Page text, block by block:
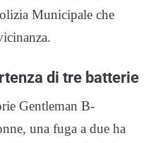
Municipale che
di tre batterie
Gentleman B-
una fuga a due ha